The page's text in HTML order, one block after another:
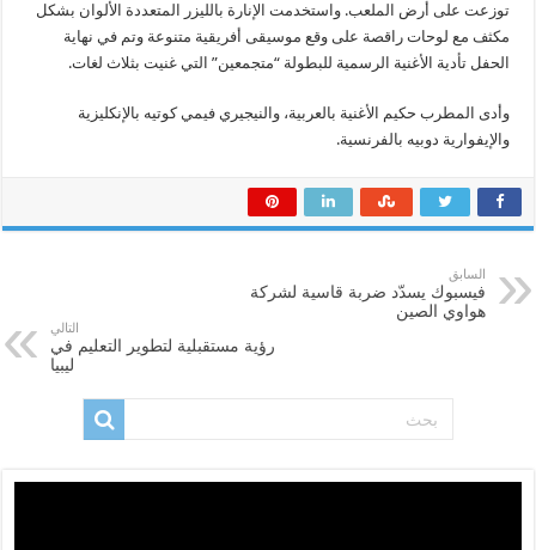
توزعت على أرض الملعب. واستخدمت الإنارة بالليزر المتعددة الألوان بشكل
مكثف مع لوحات راقصة على وقع موسيقى أفريقية متنوعة وتم في نهاية
الحفل تأدية الأغنية الرسمية للبطولة “متجمعين” التي غنيت بثلاث لغات.
وأدى المطرب حكيم الأغنية بالعربية، والنيجيري فيمي كوتيه بالإنكليزية
والإيفوارية دوبيه بالفرنسية.
السابق
فيسبوك يسدّد ضربة قاسية لشركة
هواوي الصين
التالي
رؤية مستقبلية لتطوير التعليم في
ليبيا